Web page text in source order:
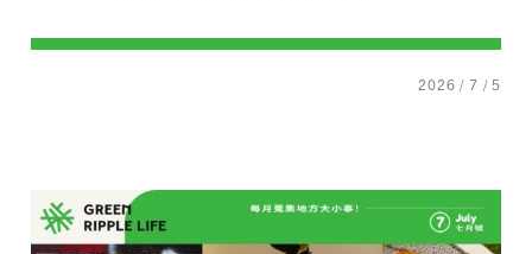
2026 / 7 / 5